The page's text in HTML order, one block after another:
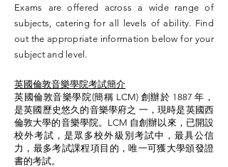
Exams are offered across a wide range of
subjects, catering for all levels of ability. Find
out the appropriate information below for your
subject and level.
英國倫敦音樂學院考試簡介
英國倫敦音樂學院(簡稱 LCM) 創辦於 1887 年，
是英國歷史悠久的音樂學府之 一，現時是英國西
倫敦大學的音樂學院。LCM 自創辦以來，已開設
校外考試，是眾多校外級別考試中，最具公信
力，最多考試課程項目的，唯一可獲大學頒發證
書的考試。